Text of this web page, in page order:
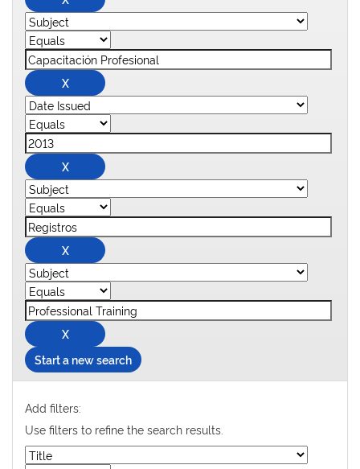
Start a new search
Add filters:
Use filters to refine the search results.